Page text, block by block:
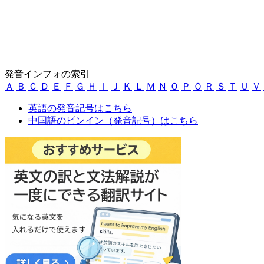
発音インフォの索引
Ａ
Ｂ Ｃ Ｄ Ｅ Ｆ Ｇ Ｈ Ｉ Ｊ Ｋ Ｌ Ｍ Ｎ Ｏ Ｐ Ｑ Ｒ Ｓ Ｔ Ｕ Ｖ
英語の発音記号はこちら
中国語のピンイン（発音記号）はこちら